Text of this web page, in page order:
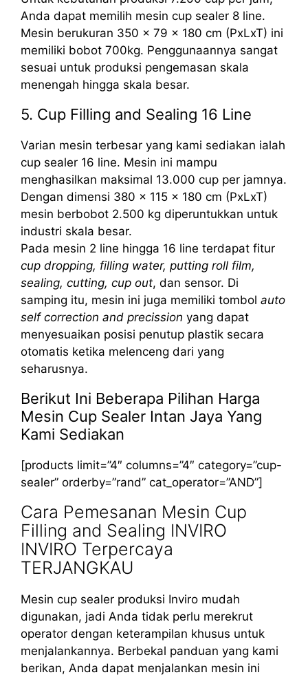
Anda dapat memilih mesin cup sealer 8 line.
Mesin berukuran 350 x 79 x 180 cm (PxLxT) ini
memiliki bobot 700kg. Penggunaannya sangat
sesuai untuk produksi pengemasan skala
menengah hingga skala besar.
5. Cup Filling and Sealing 16 Line
Varian mesin terbesar yang kami sediakan ialah
cup sealer 16 line. Mesin ini mampu
menghasilkan maksimal 13.000 cup per jamnya.
Dengan dimensi 380 x 115 x 180 cm (PxLxT)
mesin berbobot 2.500 kg diperuntukkan untuk
industri skala besar.
Pada mesin 2 line hingga 16 line terdapat fitur
cup dropping, filling water, putting roll film,
sealing, cutting, cup out, dan sensor. Di
samping itu, mesin ini juga memiliki tombol auto
self correction and precission yang dapat
menyesuaikan posisi penutup plastik secara
otomatis ketika melenceng dari yang
seharusnya.
Berikut Ini Beberapa Pilihan Harga
Mesin Cup Sealer Intan Jaya Yang
Kami Sediakan
[products limit=”4″ columns=”4″ category=”cup-
sealer” orderby=”rand” cat_operator=”AND”]
Cara Pemesanan Mesin Cup
Filling and Sealing INVIRO
INVIRO Terpercaya
TERJANGKAU
Mesin cup sealer produksi Inviro mudah
digunakan, jadi Anda tidak perlu merekrut
operator dengan keterampilan khusus untuk
menjalankannya. Berbekal panduan yang kami
berikan, Anda dapat menjalankan mesin ini